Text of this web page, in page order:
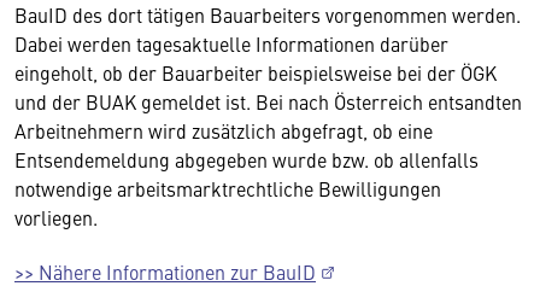
BauID des dort tätigen Bauarbeiters vorgenommen werden.
Dabei werden tagesaktuelle Informationen darüber
eingeholt, ob der Bauarbeiter beispielsweise bei der ÖGK
und der BUAK gemeldet ist. Bei nach Österreich entsandten
Arbeitnehmern wird zusätzlich abgefragt, ob eine
Entsendemeldung abgegeben wurde bzw. ob allenfalls
notwendige arbeitsmarktrechtliche Bewilligungen
vorliegen.
>> Nähere Informationen zur BauID